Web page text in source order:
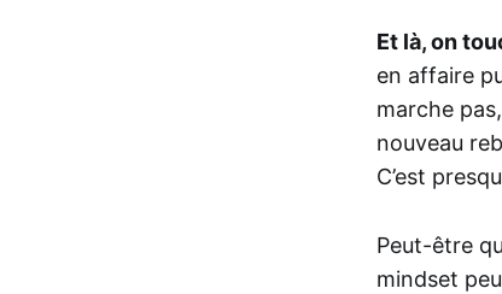
Et là, on
en affaire
marche
nouveau
C’est
Peut-être
mindset